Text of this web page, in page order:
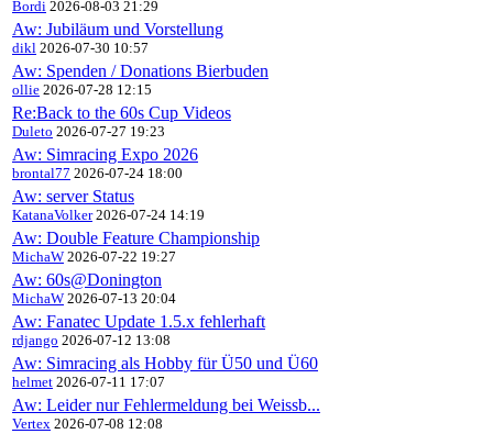
Bordi 2026-08-03 21:29
Aw: Jubiläum und Vorstellung
dikl 2026-07-30 10:57
Aw: Spenden / Donations Bierbuden
ollie 2026-07-28 12:15
Re:Back to the 60s Cup Videos
Duleto 2026-07-27 19:23
Aw: Simracing Expo 2026
brontal77 2026-07-24 18:00
Aw: server Status
KatanaVolker2026-07-24 14:19
Aw: Double Feature Championship
MichaW 2026-07-22 19:27
Aw: 60s@Donington
MichaW 2026-07-13 20:04
Aw: Fanatec Update 1.5.x fehlerhaft
rdjango 2026-07-12 13:08
Aw: Simracing als Hobby für Ü50 und Ü60
helmet 2026-07-11 17:07
Aw: Leider nur Fehlermeldung bei Weissb...
Vertex 2026-07-08 12:08